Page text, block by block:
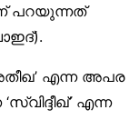
പറയുന്നത്
എന്ന അപര
എന്ന